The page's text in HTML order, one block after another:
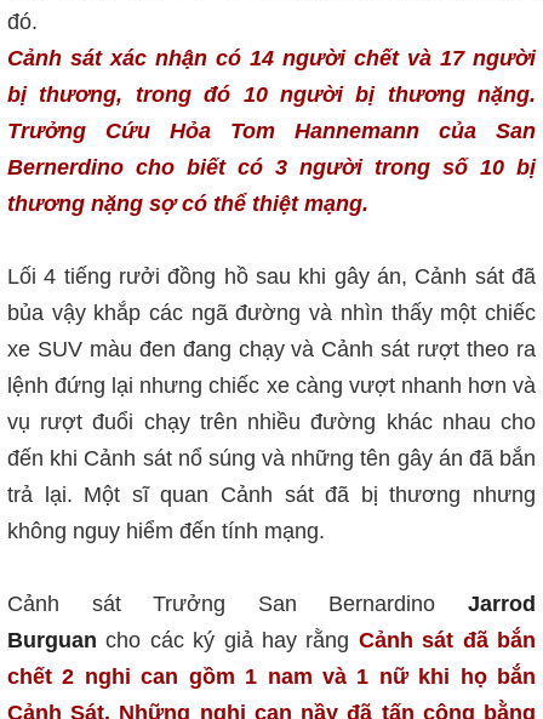
đó.
Cảnh sát xác nhận có 14 người chết và 17 người
bị thương, trong đó 10 người bị thương nặng.
Trưởng Cứu Hỏa Tom Hannemann của San
Bernerdino cho biết có 3 người trong số 10 bị
thương nặng sợ có thể thiệt mạng.
Lối 4 tiếng rưởi đồng hồ sau khi gây án, Cảnh sát đã
bủa vậy khắp các ngã đường và nhìn thấy một chiếc
xe SUV màu đen đang chạy và Cảnh sát rượt theo ra
lệnh đứng lại nhưng chiếc xe càng vượt nhanh hơn và
vụ rượt đuổi chạy trên nhiều đường khác nhau cho
đến khi Cảnh sát nổ súng và những tên gây án đã bắn
trả lại. Một sĩ quan Cảnh sát đã bị thương nhưng
không nguy hiểm đến tính mạng.
Cảnh sát Trưởng San Bernardino
Jarrod
Burguan cho các ký giả hay rằng Cảnh sát đã bắn
chết 2 nghi can gồm 1 nam và 1 nữ khi họ bắn
Cảnh Sát. Những nghi can nầy đã tấn công bằng